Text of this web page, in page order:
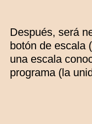
Después, será
botón de escala
una escala
programa (la